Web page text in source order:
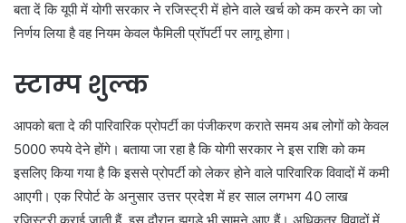
बता दें कि यूपी में योगी सरकार ने रजिस्‍ट्री में होने वाले खर्च को कम करने का जो
निर्णय लिया है वह नियम केवल फैमिली प्रॉपर्टी पर लागू होगा।
स्टाम्प शुल्क
आपको बता दे की पारिवारिक प्रोपर्टी का पंजीकरण कराते समय अब लोगों को केवल
5000 रुपये देने होंगे। बताया जा रहा है कि योगी सरकार ने इस राशि को कम
इसलिए किया गया है कि इससे प्रोपर्टी को लेकर होने वाले पारिवारिक विवादों में कमी
आएगी। एक रिपोर्ट के अनुसार उत्तर प्रदेश में हर साल लगभग 40 लाख